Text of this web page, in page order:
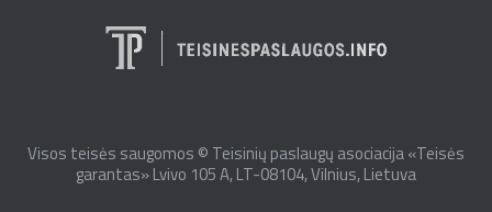
Visos teisės saugomos © Teisinių paslaugų asociacija «Teisės
garantas» Lvivo 105 A, LT-08104, Vilnius, Lietuva